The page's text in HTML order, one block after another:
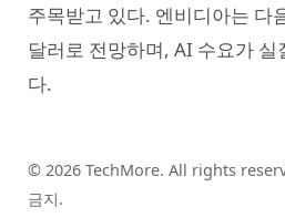
주목받고 있다. 엔비디아는 다
달러로 전망하며, AI 수요가
다.
© 2026 TechMore. All rights
금지.